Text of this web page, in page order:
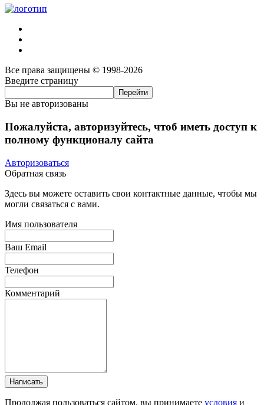
Все права защищены © 1998-2026
Введите страницу
Вы не авторизованы
Пожалуйста, авторизуйтесь, чтоб иметь доступ к
полному функционалу сайта
Авторизоваться
Обратная связь
Здесь вы можете оставить свои контактные данные, чтобы мы
могли связаться с вами.
Имя пользователя
Ваш Email
Телефон
Комментарий
Написать
Продолжая пользоваться сайтом, вы принимаете условия и